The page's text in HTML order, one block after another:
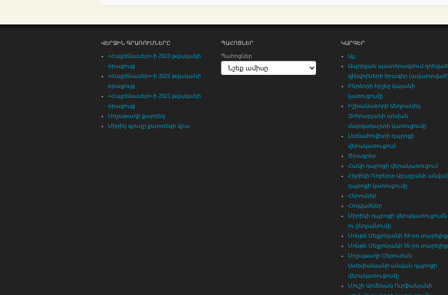
ՎԵՐՋԻՆ ԳՐԱՌՈՒՄՆԵՐԸ
«Հայրենասեր»-ի 2023 թվականի
օրացույց
«Հայրենասեր»-ի 2022 թվականի
օրացույց
«Հայրենասեր»-ի 2021 թվականի
օրացույց
Մոշաթաղի քարդեզ
Միրիկ գյուղը քարտեզի վրա
ՊԱՀՈՑՆԵՐ
Պահոցներ
ԿԱՐԳԵՐ
Այլ
Ապրիլյան պատերազմում զոհված
զինվորների ծրագիր (ավարտված)
Բերձորի հրշեջ կայանի
կառուցումը
Իշխանաձորի Անդրանիկ
Զոհրաբյանի անվան
մարզադաշտի կառուցումը
Լեռնահովիտի դպրոցի
վերակառուցում
Ծրագրեր
Հակի դպրոցի վերակառուցում
Հերիկի Ռոբերտ Աբաջյանի
դպրոցի կառուցումը
Հերոսներ
Հոդվածներ
Միրիկի դպրոցի վերակառուցումն
ու ընդլայնումը
Մոնթե Մելքոնյանի 54-րդ
Մոնթե Մելքոնյանի 55-րդ
Մոշաթաղի Մերուժան
Ստեփանյանի անվան դպրոցի
վերակառուցումը
Մուշի Արմենակ Ուրֆանյանի